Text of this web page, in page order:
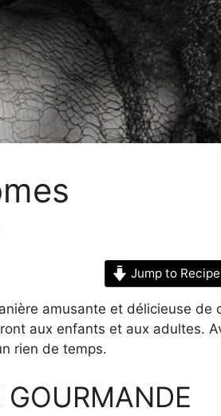
Jump to Recipe
amusante et délicieuse
aux enfants et aux adultes.
rien de temps.
GOURMANDE